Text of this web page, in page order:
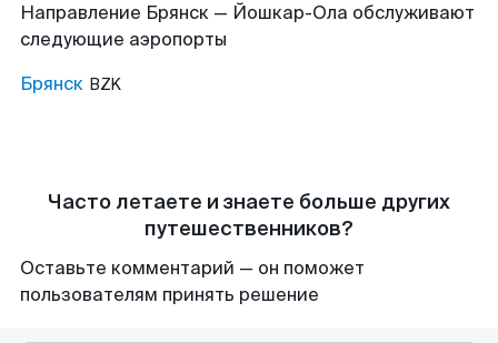
Направление Брянск — Йошкар-Ола обслуживают
следующие аэропорты
Брянск BZK
Часто летаете и знаете больше других
путешественников?
Оставьте комментарий — он поможет
пользователям принять решение